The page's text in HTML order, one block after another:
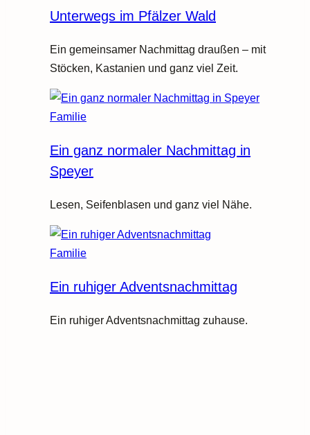
Unterwegs im Pfälzer Wald
Ein gemeinsamer Nachmittag draußen – mit
Stöcken, Kastanien und ganz viel Zeit.
Familie
Ein ganz normaler Nachmittag in
Speyer
Lesen, Seifenblasen und ganz viel Nähe.
Familie
Ein ruhiger Adventsnachmittag
Ein ruhiger Adventsnachmittag zuhause.